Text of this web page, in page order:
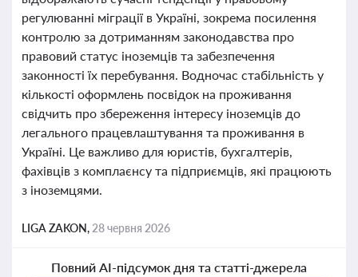
регулюванні міграції в Україні, зокрема посилення
контролю за дотриманням законодавства про
правовий статус іноземців та забезпечення
законності їх перебування. Водночас стабільність у
кількості оформлень посвідок на проживання
свідчить про збереження інтересу іноземців до
легального працевлаштування та проживання в
Україні. Це важливо для юристів, бухгалтерів,
фахівців з комплаєнсу та підприємців, які працюють
з іноземцями.
LIGA ZAKON, 28 червня 2026
Повний AI-підсумок дня та статті-джерела